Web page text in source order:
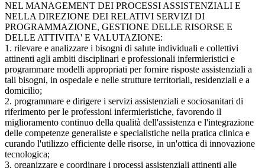
NEL MANAGEMENT DEI PROCESSI ASSISTENZIALI E
NELLA DIREZIONE DEI RELATIVI SERVIZI DI
PROGRAMMAZIONE, GESTIONE DELLE RISORSE E
DELLE ATTIVITA' E VALUTAZIONE:
1. rilevare e analizzare i bisogni di salute individuali e collettivi
attinenti agli ambiti disciplinari e professionali infermieristici e
programmare modelli appropriati per fornire risposte assistenziali a
tali bisogni, in ospedale e nelle strutture territoriali, residenziali e a
domicilio;
2. programmare e dirigere i servizi assistenziali e sociosanitari di
riferimento per le professioni infermieristiche, favorendo il
miglioramento continuo della qualità dell'assistenza e l'integrazione
delle competenze generaliste e specialistiche nella pratica clinica e
curando l'utilizzo efficiente delle risorse, in un'ottica di innovazione
tecnologica;
3. organizzare e coordinare i processi assistenziali attinenti alle